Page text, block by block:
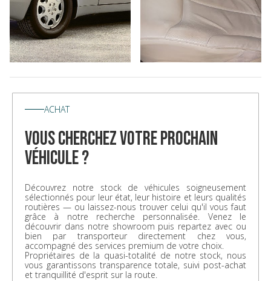
ACHAT
vous cherchez votre prochain
véhicule ?
Découvrez notre stock de véhicules soigneusement
sélectionnés pour leur état, leur histoire et leurs qualités
routières — ou laissez-nous trouver celui qu'il vous faut
grâce à notre recherche personnalisée. Venez le
découvrir dans notre showroom puis repartez avec ou
bien par transporteur directement chez vous,
accompagné des services premium de votre choix.
Propriétaires de la quasi-totalité de notre stock, nous
vous garantissons transparence totale, suivi post-achat
et tranquillité d'esprit sur la route.